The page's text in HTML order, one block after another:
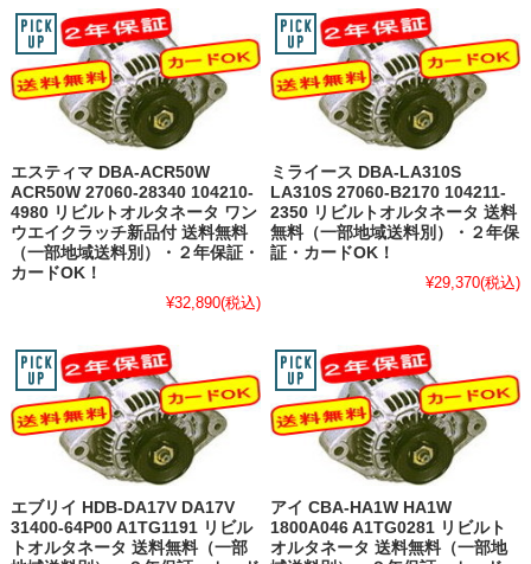
エスティマ DBA-ACR50W
ACR50W 27060-28340 104210-
4980 リビルトオルタネータ ワン
ウエイクラッチ新品付 送料無料
（一部地域送料別）・２年保証・
カードOK！
¥32,890(税込)
ミライース DBA-LA310S
LA310S 27060-B2170 104211-
2350 リビルトオルタネータ 送料
無料（一部地域送料別）・２年保
証・カードOK！
¥29,370(税込)
エブリイ HDB-DA17V DA17V
31400-64P00 A1TG1191 リビル
トオルタネータ 送料無料（一部
アイ CBA-HA1W HA1W
1800A046 A1TG0281 リビルト
オルタネータ 送料無料（一部地